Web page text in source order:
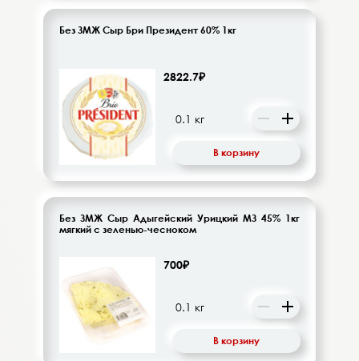
Без ЗМЖ Сыр Бри Президент 60% 1кг
2822.7₽
В корзину
Без ЗМЖ Сыр Адыгейский Урицкий МЗ 45% 1кг
мягкий с зеленью-чесноком
700₽
В корзину